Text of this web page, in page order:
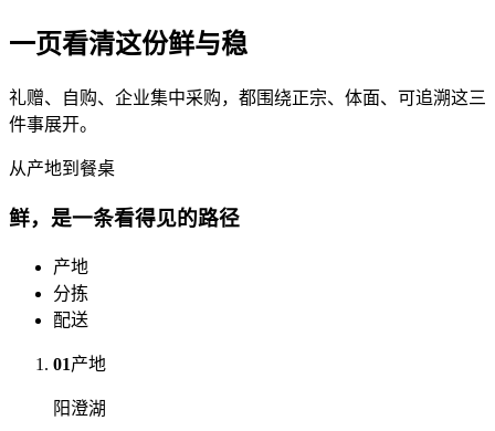
一页看清这份鲜与稳
礼赠、自购、企业集中采购，都围绕正宗、体面、可追溯这三
件事展开。
从产地到餐桌
鲜，是一条看得见的路径
产地
分拣
配送
01产地
阳澄湖